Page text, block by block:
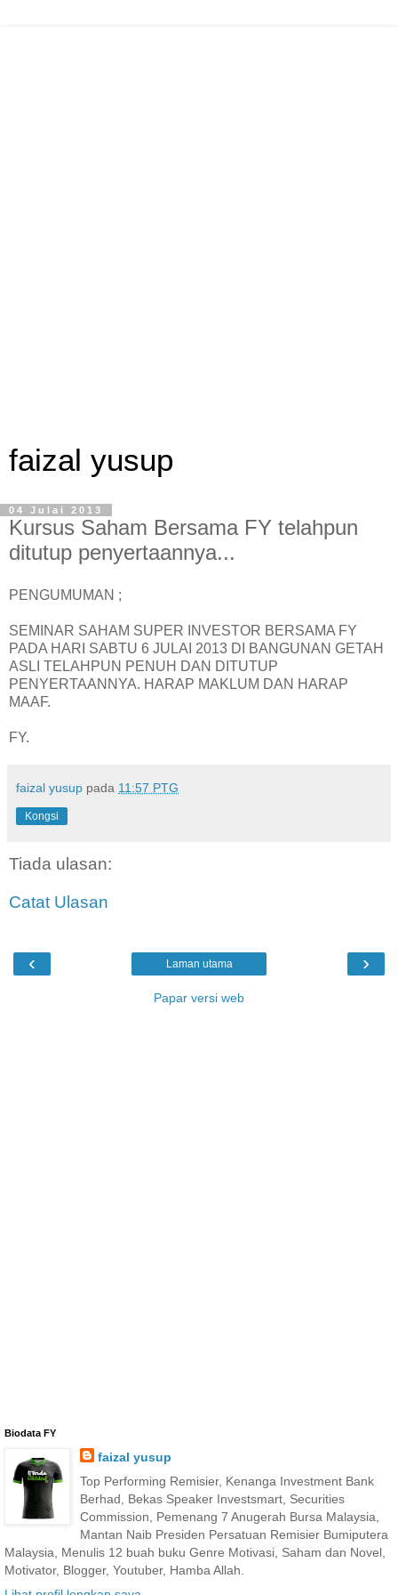
faizal yusup
04 Julai 2013
Kursus Saham Bersama FY telahpun
ditutup penyertaannya...
PENGUMUMAN ;
SEMINAR SAHAM SUPER INVESTOR BERSAMA FY
PADA HARI SABTU 6 JULAI 2013 DI BANGUNAN GETAH
ASLI TELAHPUN PENUH DAN DITUTUP
PENYERTAANNYA. HARAP MAKLUM DAN HARAP
MAAF.
FY.
faizal yusup pada 11:57 PTG
Kongsi
Tiada ulasan:
Catat Ulasan
‹ ›
Laman utama
Papar versi web
Biodata FY
faizal yusup
Top Performing Remisier, Kenanga Investment Bank
Berhad, Bekas Speaker Investsmart, Securities
Commission, Pemenang 7 Anugerah Bursa Malaysia,
Mantan Naib Presiden Persatuan Remisier Bumiputera
Malaysia, Menulis 12 buah buku Genre Motivasi, Saham dan Novel,
Motivator, Blogger, Youtuber, Hamba Allah.